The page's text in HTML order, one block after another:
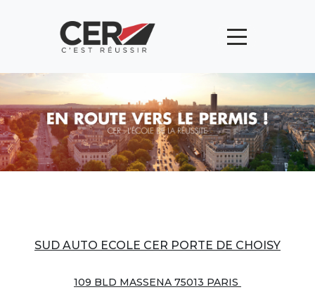
SUD AUTO ECOLE CER PORTE DE CHOISY
109 BLD MASSENA 75013 PARIS